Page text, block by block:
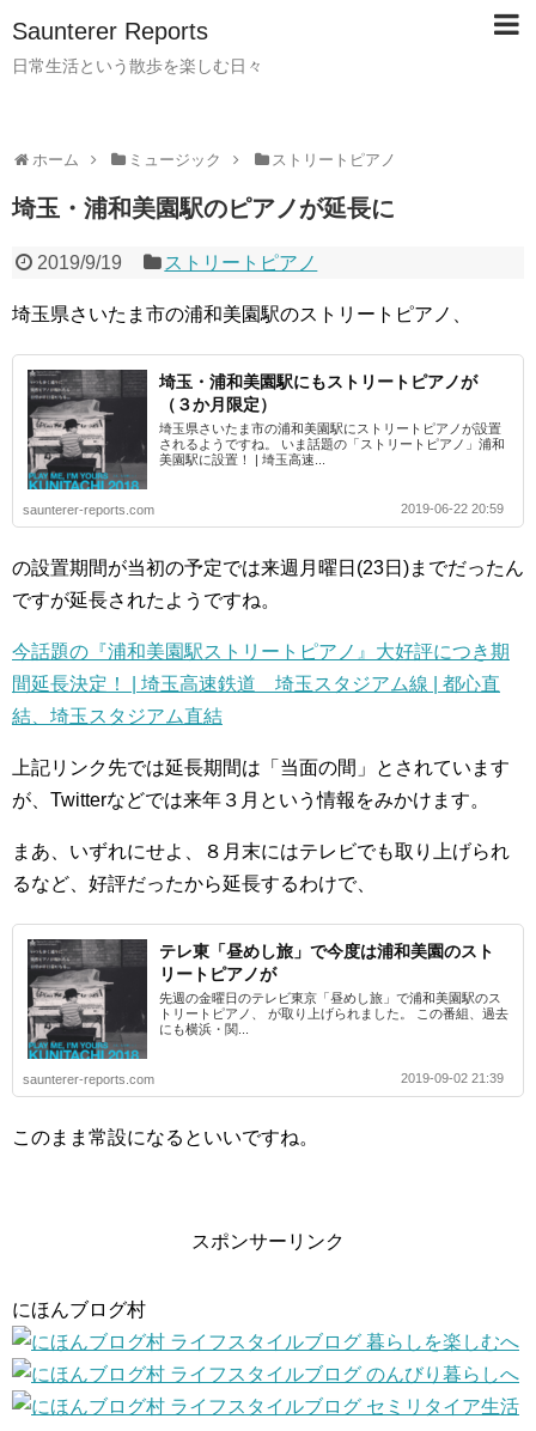
Saunterer Reports
日常生活という散歩を楽しむ日々
ホーム ミュージック ストリートピアノ
埼玉・浦和美園駅のピアノが延長に
2019/9/19 ストリートピアノ
埼玉県さいたま市の浦和美園駅のストリートピアノ、
埼玉・浦和美園駅にもストリートピアノが
（３か月限定）
埼玉県さいたま市の浦和美園駅にストリートピアノが設置
されるようですね。 いま話題の「ストリートピアノ」浦和
美園駅に設置！ | 埼玉高速...
saunterer-reports.com 2019-06-22 20:59
の設置期間が当初の予定では来週月曜日(23日)までだったん
ですが延長されたようですね。
今話題の『浦和美園駅ストリートピアノ』大好評につき期
間延長決定！ | 埼玉高速鉄道 埼玉スタジアム線 | 都心直
結、埼玉スタジアム直結
上記リンク先では延長期間は「当面の間」とされています
が、Twitterなどでは来年３月という情報をみかけます。
まあ、いずれにせよ、８月末にはテレビでも取り上げられ
るなど、好評だったから延長するわけで、
テレ東「昼めし旅」で今度は浦和美園のスト
リートピアノが
先週の金曜日のテレビ東京「昼めし旅」で浦和美園駅のス
トリートピアノ、 が取り上げられました。 この番組、過去
にも横浜・関...
saunterer-reports.com 2019-09-02 21:39
このまま常設になるといいですね。
スポンサーリンク
にほんブログ村